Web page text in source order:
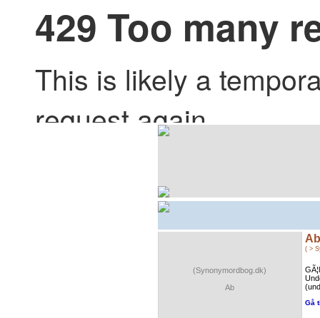
(Synonymordbog.dk)
Ab
Ab
( >
Gå